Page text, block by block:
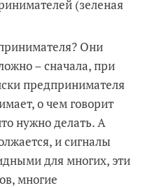
(зеленая
Они
– сначала, при
предпринимателя
о чем говорит
нужно делать. А
и сигналы
для многих, эти
многие